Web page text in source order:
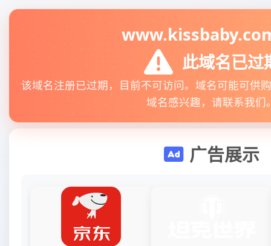
此域名已过
该域名注册已过期，目前不可访问。域名可能可供
域名感兴趣，请联系我们
广告展示